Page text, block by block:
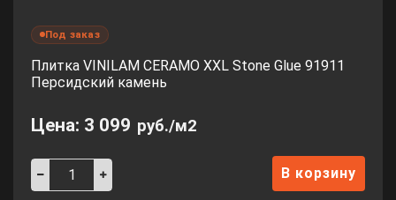
Под заказ
Плитка VINILAM CERAMO XXL Stone Glue 91911
Персидский камень
Цена: 3 099 руб./м2
В корзину